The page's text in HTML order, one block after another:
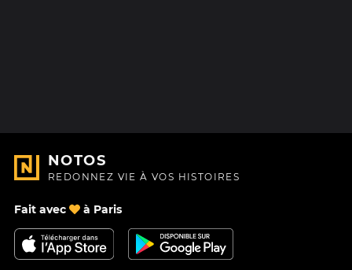
NOTOS
REDONNEZ VIE À VOS HISTOIRES
Fait avec à Paris